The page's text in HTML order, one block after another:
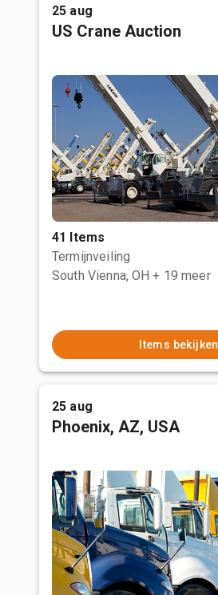
25 aug
US Crane Auction
41 Items
Termijnveiling
South Vienna, OH + 19 meer
Items bekijken
25 aug
Phoenix, AZ, USA